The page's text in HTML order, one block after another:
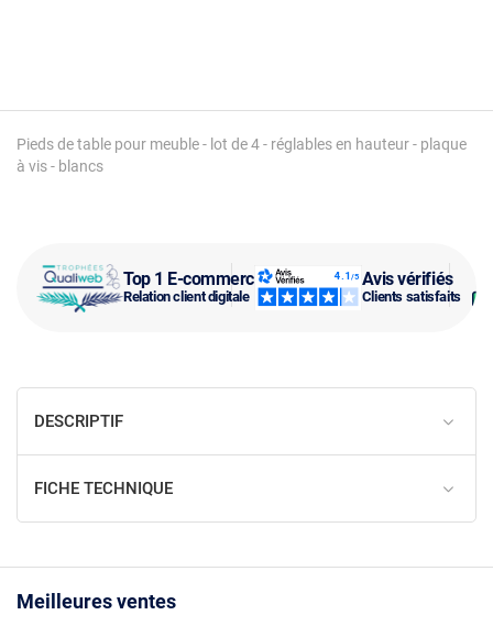
Top 1 E-commerce
Relation client digitale
Avis vérifiés
Clients satisfaits
Pieds de table pour meuble - lot de 4 - réglables en hauteur - plaque
à vis - blancs
DESCRIPTIF
FICHE TECHNIQUE
Meilleures ventes